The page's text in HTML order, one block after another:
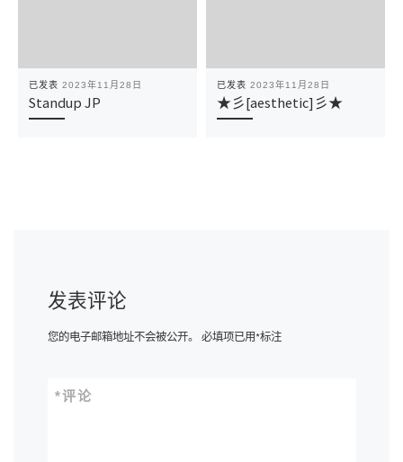
已发表 2023年11月28日
Standup JP
已发表 2023年11月28日
★彡[aesthetic]彡★
发表评论
您的电子邮箱地址不会被公开。 必填项已用*标注
评论
*